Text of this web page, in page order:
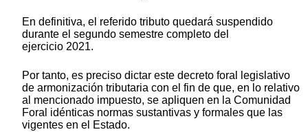
En definitiva, el referido tributo quedará suspendido
durante el segundo semestre completo del
ejercicio 2021.
Por tanto, es preciso dictar este decreto foral legislativo
de armonización tributaria con el fin de que, en lo relativo
al mencionado impuesto, se apliquen en la Comunidad
Foral idénticas normas sustantivas y formales que las
vigentes en el Estado.